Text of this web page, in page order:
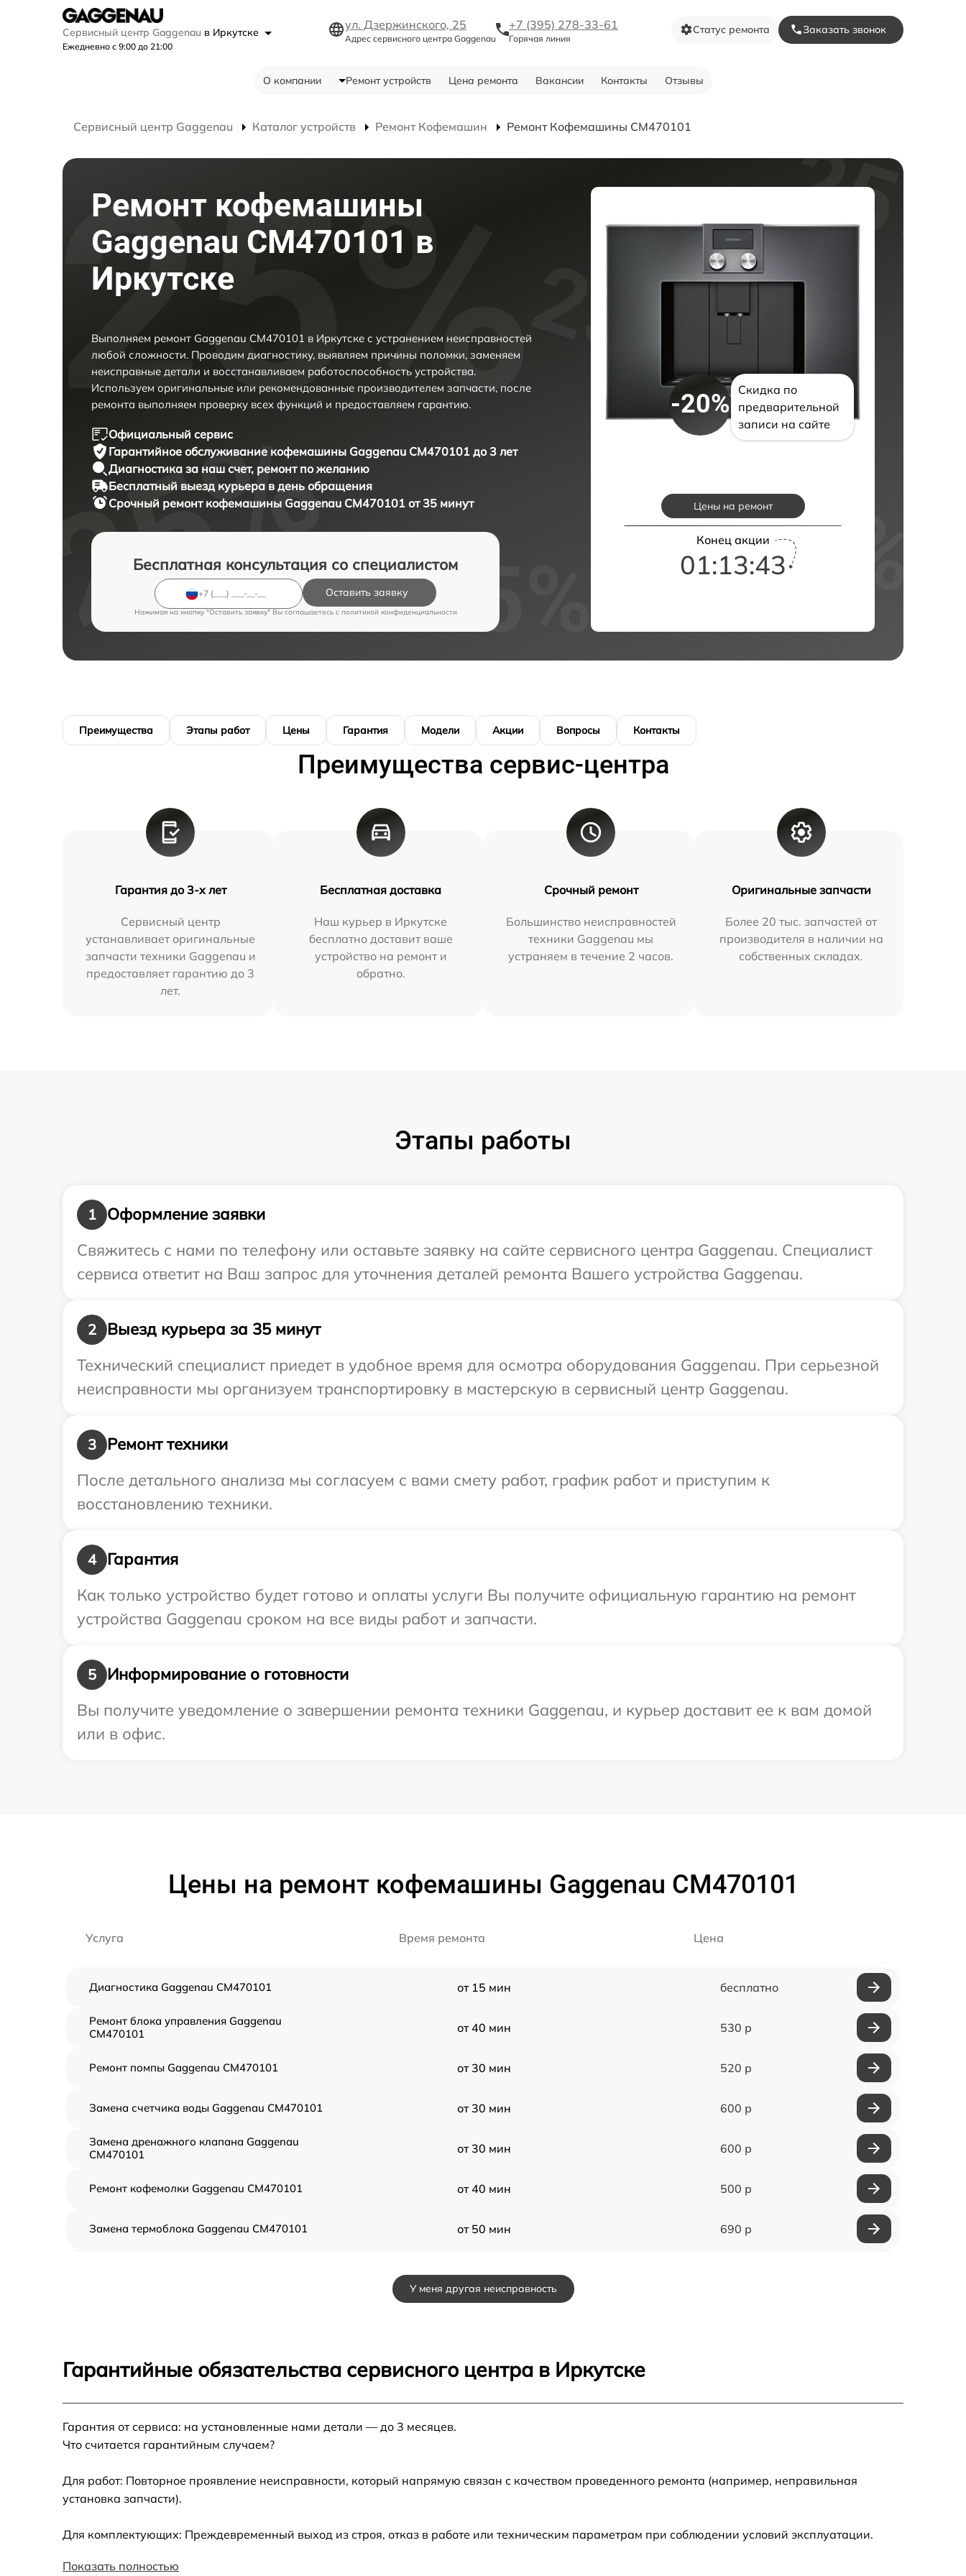
Сервисный центр Gaggenau в Иркутске
Ежедневно с 9:00 до 21:00
ул. Дзержинского, 25
Адрес сервисного центра Gaggenau
+7 (395) 278-33-61
Горячая линия
Статус ремонта Заказать звонок
О компании Ремонт устройств Цена ремонта Вакансии Контакты Отзывы
Сервисный центр Gaggenau Каталог устройств Ремонт Кофемашин Ремонт Кофемашины CM470101
Ремонт кофемашины
Gaggenau CM470101 в
Иркутске
Выполняем ремонт Gaggenau CM470101 в Иркутске с устранением неисправностей
любой сложности. Проводим диагностику, выявляем причины поломки, заменяем
неисправные детали и восстанавливаем работоспособность устройства.
Используем оригинальные или рекомендованные производителем запчасти, после
ремонта выполняем проверку всех функций и предоставляем гарантию.
Официальный сервис
Гарантийное обслуживание кофемашины Gaggenau CM470101 до 3 лет
Диагностика за наш счет, ремонт по желанию
Бесплатный выезд курьера в день обращения
Срочный ремонт кофемашины Gaggenau CM470101 от 35 минут
Бесплатная консультация со специалистом
Оставить заявку
Нажимая на кнопку "Оставить заявку" Вы соглашаетесь c политикой конфиденциальности
-20%
Скидка по
предварительной
записи на сайте
Цены на ремонт
Конец акции
01:13:42
Преимущества Этапы работ Цены Гарантия Модели Акции Вопросы Контакты
Преимущества сервис-центра
Гарантия до 3-х лет
Сервисный центр
устанавливает оригинальные
запчасти техники Gaggenau и
предоставляет гарантию до 3
лет.
Бесплатная доставка
Наш курьер в Иркутске
бесплатно доставит ваше
устройство на ремонт и
обратно.
Срочный ремонт
Большинство неисправностей
техники Gaggenau мы
устраняем в течение 2 часов.
Оригинальные запчасти
Более 20 тыс. запчастей от
производителя в наличии на
собственных складах.
Этапы работы
1
Оформление заявки
Свяжитесь с нами по телефону или оставьте заявку на сайте сервисного центра Gaggenau. Специалист
сервиса ответит на Ваш запрос для уточнения деталей ремонта Вашего устройства Gaggenau.
2
Выезд курьера за 35 минут
Технический специалист приедет в удобное время для осмотра оборудования Gaggenau. При серьезной
неисправности мы организуем транспортировку в мастерскую в сервисный центр Gaggenau.
3
Ремонт техники
После детального анализа мы согласуем с вами смету работ, график работ и приступим к
восстановлению техники.
4
Гарантия
Как только устройство будет готово и оплаты услуги Вы получите официальную гарантию на ремонт
устройства Gaggenau сроком на все виды работ и запчасти.
5
Информирование о готовности
Вы получите уведомление о завершении ремонта техники Gaggenau, и курьер доставит ее к вам домой
или в офис.
Цены на ремонт кофемашины Gaggenau CM470101
Услуга Время ремонта Цена
Диагностика Gaggenau CM470101 от 15 мин бесплатно
Ремонт блока управления Gaggenau
CM470101
от 40 мин 530 р
Ремонт помпы Gaggenau CM470101 от 30 мин 520 р
Замена счетчика воды Gaggenau CM470101 от 30 мин 600 р
Замена дренажного клапана Gaggenau
CM470101
от 30 мин 600 р
Ремонт кофемолки Gaggenau CM470101 от 40 мин 500 р
Замена термоблока Gaggenau CM470101 от 50 мин 690 р
Замена фильтров Gaggenau CM470101
Ремонт платы управления Gaggenau
Чистка от кофейных масел Gaggenau
У меня другая неисправность
Гарантийные обязательства сервисного центра в Иркутске
Гарантия от сервиса: на установленные нами детали — до 3 месяцев.
Что считается гарантийным случаем?
Для работ: Повторное проявление неисправности, который напрямую связан с качеством проведенного ремонта (например, неправильная
установка запчасти).
Для комплектующих: Преждевременный выход из строя, отказ в работе или техническим параметрам при соблюдении условий эксплуатации.
Показать полностью